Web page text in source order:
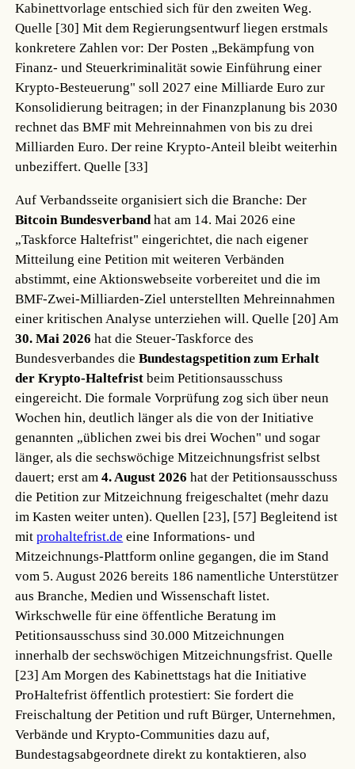
Kabinettvorlage entschied sich für den zweiten Weg.
Quelle [30] Mit dem Regierungsentwurf liegen erstmals
konkretere Zahlen vor: Der Posten „Bekämpfung von
Finanz- und Steuerkriminalität sowie Einführung einer
Krypto-Besteuerung" soll 2027 eine Milliarde Euro zur
Konsolidierung beitragen; in der Finanzplanung bis 2030
rechnet das BMF mit Mehreinnahmen von bis zu drei
Milliarden Euro. Der reine Krypto-Anteil bleibt weiterhin
unbeziffert.Quelle [33]
Auf Verbandsseite organisiert sich die Branche: Der
Bitcoin Bundesverbandhat am 14. Mai 2026 eine
„Taskforce Haltefrist" eingerichtet, die nach eigener
Mitteilung eine Petition mit weiteren Verbänden
abstimmt, eine Aktionswebseite vorbereitet und die im
BMF-Zwei-Milliarden-Ziel unterstellten Mehreinnahmen
einer kritischen Analyse unterziehen will.Quelle [20] Am
30. Mai 2026 hat die Steuer-Taskforce des
Bundesverbandes dieBundestagspetition zum Erhalt
der Krypto-Haltefrist beim Petitionsausschuss
eingereicht. Die formale Vorprüfung zog sich über neun
Wochen hin, deutlich länger als die von der Initiative
genannten „üblichen zwei bis drei Wochen" und sogar
länger, als die sechswöchige Mitzeichnungsfrist selbst
dauert; erst am4. August 2026 hat der Petitionsausschuss
die Petition zur Mitzeichnung freigeschaltet (mehr dazu
im Kasten weiter unten).Quellen [23], [57] Begleitend ist
mitprohaltefrist.de eine Informations- und
Mitzeichnungs-Plattform online gegangen, die im Stand
vom 5. August 2026 bereits 186 namentliche Unterstützer
aus Branche, Medien und Wissenschaft listet.
Wirkschwelle für eine öffentliche Beratung im
Petitionsausschuss sind 30.000 Mitzeichnungen
innerhalb der sechswöchigen Mitzeichnungsfrist.Quelle
[23] Am Morgen des Kabinettstags hat die Initiative
ProHaltefrist öffentlich protestiert: Sie fordert die
Freischaltung der Petition und ruft Bürger, Unternehmen,
Verbände und Krypto-Communities dazu auf,
Bundestagsabgeordnete direkt zu kontaktieren, also